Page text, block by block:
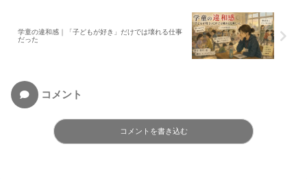
学童の違和感｜「子どもが好き」だけでは壊れる仕事
だった
コメント
コメントを書き込む